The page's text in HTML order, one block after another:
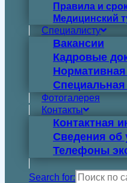
Правила и
Медицинский
Специалисту
Вакансии
Кадровые
Нормативная
Специальная
Фотогалерея
Контакты
Контактная
Сведения об
Телефоны
Search for: